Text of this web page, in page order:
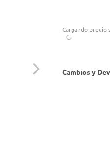
Cargando precio
Cambios y